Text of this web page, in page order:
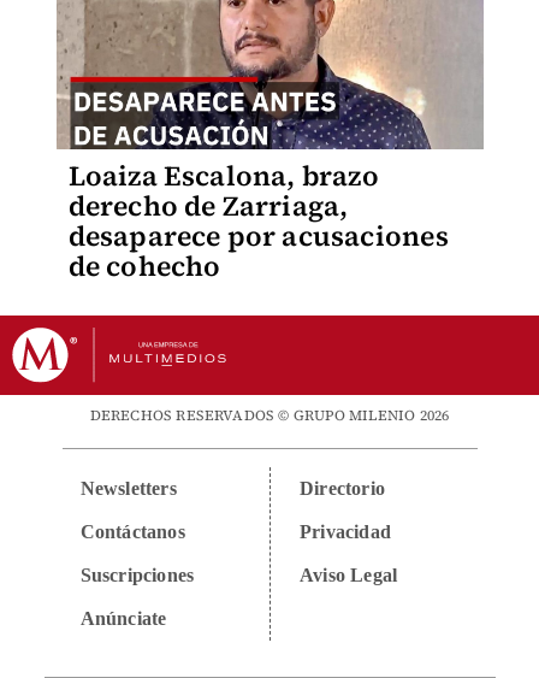
Loaiza Escalona, brazo
derecho de Zarriaga,
desaparece por acusaciones
de cohecho
DERECHOS RESERVADOS © GRUPO MILENIO 2026
Newsletters
Contáctanos
Suscripciones
Anúnciate
Directorio
Privacidad
Aviso Legal